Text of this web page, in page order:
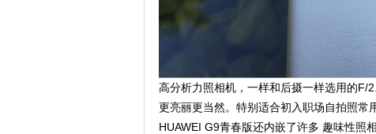
高分析力照相机，一样和后摄一样选用的F/
更亮丽更当然。特别适合初入职场自拍照常用
HUAWEI G9青春版还内嵌了许多 趣味性照